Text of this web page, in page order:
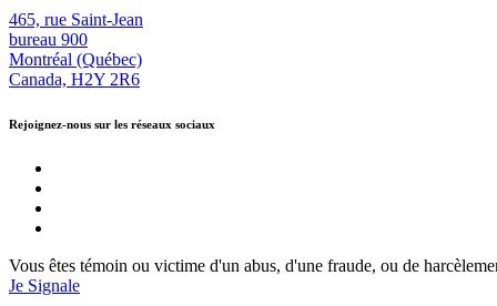
465, rue Saint-Jean
bureau 900
Montréal (Québec)
Canada, H2Y 2R6
Rejoignez-nous sur les réseaux sociaux
Vous êtes témoin ou victime d'un abus, d'une fraude, ou de
Je Signale